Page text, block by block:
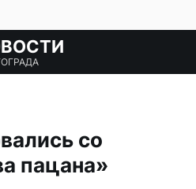
со
пацана»